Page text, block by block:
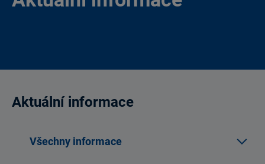
Aktuální informace
Všechny informace